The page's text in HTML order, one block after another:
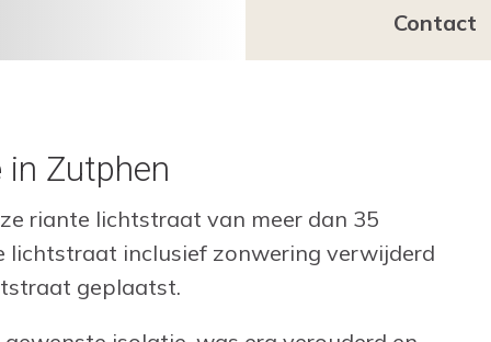
Contact
in Zutphen
riante lichtstraat van meer dan 35
lichtstraat inclusief zonwering verwijderd
geplaatst.